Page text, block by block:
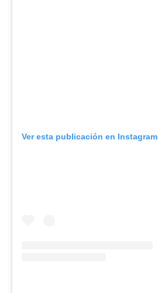
Ver esta publicación en Instagram